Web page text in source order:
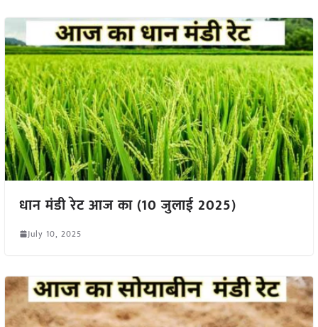
धान मंडी रेट आज का (10 जुलाई 2025)
July 10, 2025